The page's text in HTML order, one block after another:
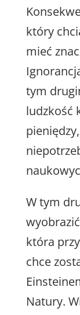
który
mieć
tym
ludzkość
W tym
która
chce
Natury.